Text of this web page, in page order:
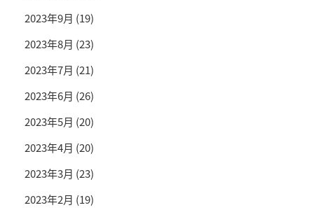
2023年9月 (19)
2023年8月 (23)
2023年7月 (21)
2023年6月 (26)
2023年5月 (20)
2023年4月 (20)
2023年3月 (23)
2023年2月 (19)